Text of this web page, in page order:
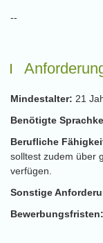
--
Mindestalter: 21
Benötigte
Berufliche
solltest zudem über
verfügen.
Sonstige
Bewerbungsfristen: